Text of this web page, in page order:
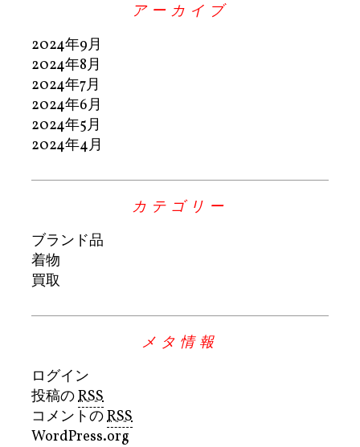
アーカイブ
2024年9月
2024年8月
2024年7月
2024年6月
2024年5月
2024年4月
カテゴリー
ブランド品
着物
買取
メタ情報
ログイン
投稿のRSS
コメントのRSS
WordPress.org